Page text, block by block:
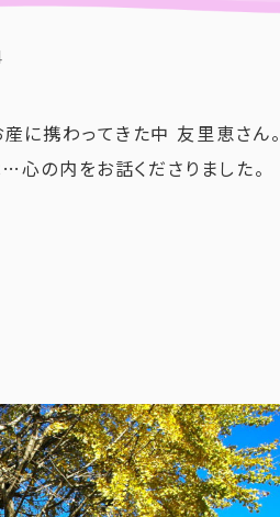
携わってきた中 友里恵さん
の内をお話くださりました。